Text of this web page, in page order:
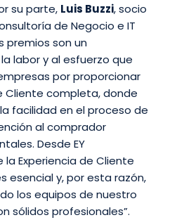
su parte, Luis Buzzi, socio
de Negocio e IT
premios son un
labor y al esfuerzo que
por proporcionar
Cliente completa, donde
facilidad en el proceso de
al comprador
Desde EY
Experiencia de Cliente
esencial y, por esta razón,
los equipos de nuestro
sólidos profesionales”.